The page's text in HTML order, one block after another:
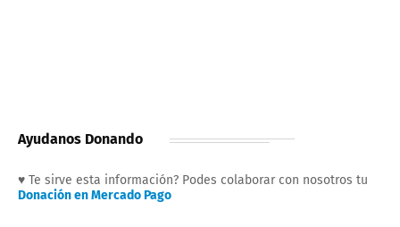
Ayudanos Donando
♥ Te sirve esta información? Podes colaborar con nosotros tu
Donación en Mercado Pago